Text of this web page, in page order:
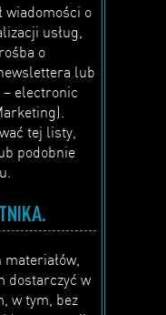
wiadomości o
usług,
o
lub
electronic
tej listy,
podobnie
dostarczyć w
w tym, bez